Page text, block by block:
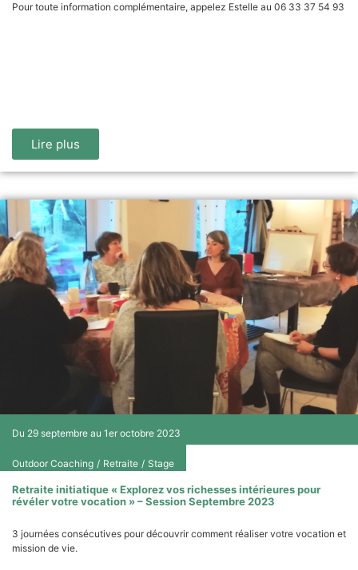
Pour toute information complémentaire, appelez Estelle au 06 33 37 54 93
Lire plus
Du 29 septembre au 1er octobre 2023
Outdoor Coaching / Retraite / Stage
Retraite initiatique « Explorez vos richesses intérieures pour
révéler votre vocation » – Session Septembre 2023
3 journées consécutives pour découvrir comment réaliser votre vocation et
mission de vie.